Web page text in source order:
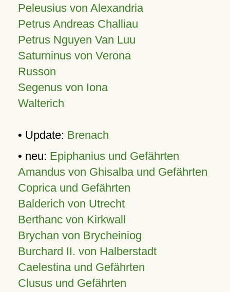
Peleusius von Alexandria
Petrus Andreas Challiau
Petrus Nguyen Van Luu
Saturninus von Verona
Russon
Segenus von Iona
Walterich
• Update: Brenach
• neu: Epiphanius und Gefährten
Amandus von Ghisalba und Gefährten
Coprica und Gefährten
Balderich von Utrecht
Berthanc von Kirkwall
Brychan von Brycheiniog
Burchard II. von Halberstadt
Caelestina und Gefährten
Clusus und Gefährten